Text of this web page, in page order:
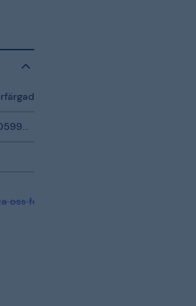
071701059970
oss för mer information